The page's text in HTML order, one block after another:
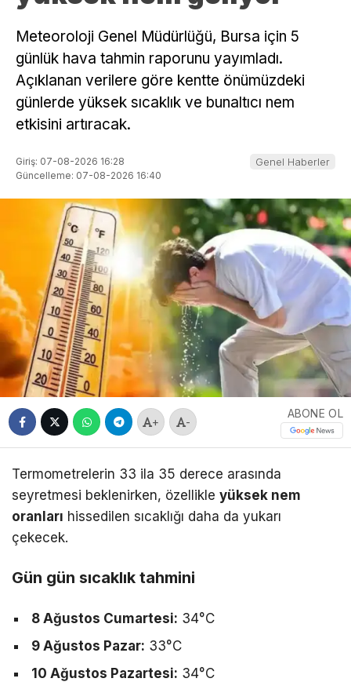
Meteoroloji Genel Müdürlüğü, Bursa için 5
günlük hava tahmin raporunu yayımladı.
Açıklanan verilere göre kentte önümüzdeki
günlerde yüksek sıcaklık ve bunaltıcı nem
etkisini artıracak.
Giriş: 07-08-2026 16:28
Güncelleme: 07-08-2026 16:40
Genel Haberler
+ -
ABONE OL
Termometrelerin 33 ila 35 derece arasında
seyretmesi beklenirken, özellikle yüksek nem
oranları hissedilen sıcaklığı daha da yukarı
çekecek.
Gün gün sıcaklık tahmini
8 Ağustos Cumartesi: 34°C
9 Ağustos Pazar: 33°C
10 Ağustos Pazartesi: 34°C